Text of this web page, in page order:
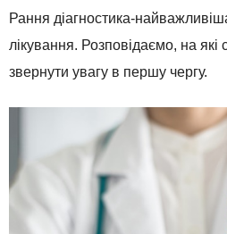
Рання діагностика-
лікування. Розповідаємо, на
звернути увагу в першу чергу.